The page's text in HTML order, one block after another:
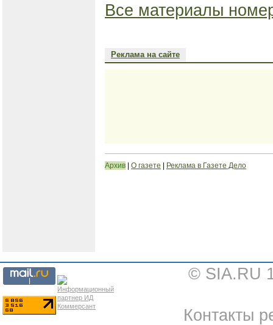
Все материалы
Реклама на сайте
Архив О газете Реклама в Газете Дело
© SIA.RU
Контакты